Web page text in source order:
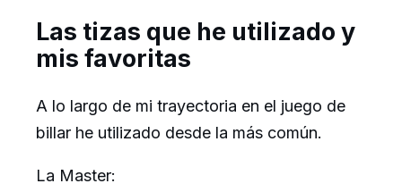
Las tizas que he utilizado y
mis favoritas
A lo largo de mi trayectoria en el juego de
billar he utilizado desde la más común.
La Master: